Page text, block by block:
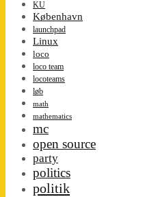
KU
København
launchpad
Linux
loco
loco team
locoteams
løb
math
mathematics
mc
open source
party
politics
politik